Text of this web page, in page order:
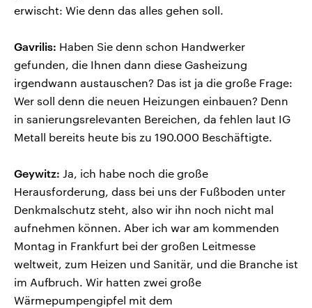
erwischt: Wie denn das alles gehen soll.
Gavrilis: Haben Sie denn schon Handwerker
gefunden, die Ihnen dann diese Gasheizung
irgendwann austauschen? Das ist ja die große Frage:
Wer soll denn die neuen Heizungen einbauen? Denn
in sanierungsrelevanten Bereichen, da fehlen laut IG
Metall bereits heute bis zu 190.000 Beschäftigte.
Geywitz: Ja, ich habe noch die große
Herausforderung, dass bei uns der Fußboden unter
Denkmalschutz steht, also wir ihn noch nicht mal
aufnehmen können. Aber ich war am kommenden
Montag in Frankfurt bei der großen Leitmesse
weltweit, zum Heizen und Sanitär, und die Branche ist
im Aufbruch. Wir hatten zwei große
Wärmepumpengipfel mit dem